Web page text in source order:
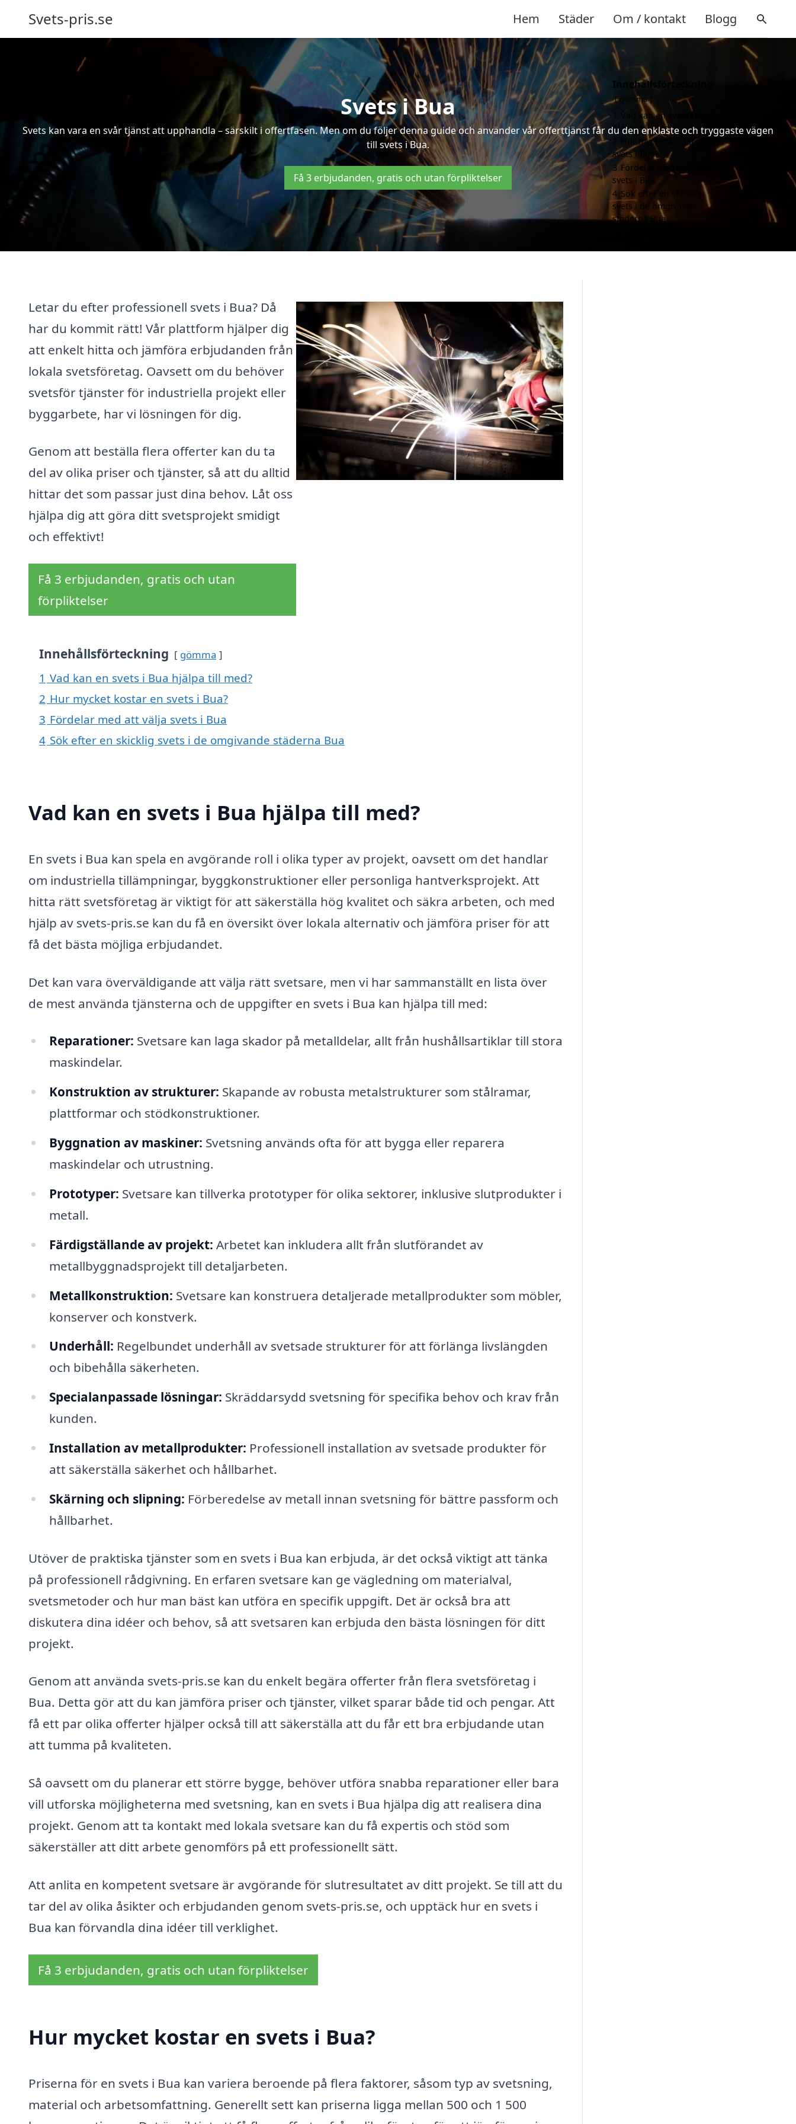
Svets-pris.se Hem Städer Om / kontakt Blogg
Svets i Bua
Svets kan vara en svår tjänst att upphandla – särskilt i offertfasen. Men om du följer denna guide och använder vår offerttjänst får du den enklaste och tryggaste vägen
till svets i Bua.
Få 3 erbjudanden, gratis och utan förpliktelser
Letar du efter professionell svets i Bua? Då
har du kommit rätt! Vår plattform hjälper dig
att enkelt hitta och jämföra erbjudanden från
lokala svetsföretag. Oavsett om du behöver
svetsför tjänster för industriella projekt eller
byggarbete, har vi lösningen för dig.
Genom att beställa flera offerter kan du ta
del av olika priser och tjänster, så att du alltid
hittar det som passar just dina behov. Låt oss
hjälpa dig att göra ditt svetsprojekt smidigt
och effektivt!
Få 3 erbjudanden, gratis och utan
förpliktelser
Innehållsförteckning gömma
1 Vad kan en svets i Bua hjälpa till med?
2 Hur mycket kostar en svets i Bua?
3 Fördelar med att välja svets i Bua
4 Sök efter en skicklig svets i de omgivande städerna Bua
Vad kan en svets i Bua hjälpa till med?
En svets i Bua kan spela en avgörande roll i olika typer av projekt, oavsett om det handlar
om industriella tillämpningar, byggkonstruktioner eller personliga hantverksprojekt. Att
hitta rätt svetsföretag är viktigt för att säkerställa hög kvalitet och säkra arbeten, och med
hjälp av svets-pris.se kan du få en översikt över lokala alternativ och jämföra priser för att
få det bästa möjliga erbjudandet.
Det kan vara överväldigande att välja rätt svetsare, men vi har sammanställt en lista över
de mest använda tjänsterna och de uppgifter en svets i Bua kan hjälpa till med:
Reparationer: Svetsare kan laga skador på metalldelar, allt från hushållsartiklar till stora
maskindelar.
Konstruktion av strukturer: Skapande av robusta metalstrukturer som stålramar,
plattformar och stödkonstruktioner.
Byggnation av maskiner: Svetsning används ofta för att bygga eller reparera
maskindelar och utrustning.
Prototyper: Svetsare kan tillverka prototyper för olika sektorer, inklusive slutprodukter i
metall.
Färdigställande av projekt: Arbetet kan inkludera allt från slutförandet av
metallbyggnadsprojekt till detaljarbeten.
Metallkonstruktion: Svetsare kan konstruera detaljerade metallprodukter som möbler,
konserver och konstverk.
Underhåll: Regelbundet underhåll av svetsade strukturer för att förlänga livslängden
och bibehålla säkerheten.
Specialanpassade lösningar: Skräddarsydd svetsning för specifika behov och krav från
kunden.
Installation av metallprodukter: Professionell installation av svetsade produkter för
att säkerställa säkerhet och hållbarhet.
Skärning och slipning: Förberedelse av metall innan svetsning för bättre passform och
hållbarhet.
Utöver de praktiska tjänster som en svets i Bua kan erbjuda, är det också viktigt att tänka
på professionell rådgivning. En erfaren svetsare kan ge vägledning om materialval,
svetsmetoder och hur man bäst kan utföra en specifik uppgift. Det är också bra att
diskutera dina idéer och behov, så att svetsaren kan erbjuda den bästa lösningen för ditt
projekt.
Genom att använda svets-pris.se kan du enkelt begära offerter från flera svetsföretag i
Bua. Detta gör att du kan jämföra priser och tjänster, vilket sparar både tid och pengar. Att
få ett par olika offerter hjälper också till att säkerställa att du får ett bra erbjudande utan
att tumma på kvaliteten.
Så oavsett om du planerar ett större bygge, behöver utföra snabba reparationer eller bara
vill utforska möjligheterna med svetsning, kan en svets i Bua hjälpa dig att realisera dina
projekt. Genom att ta kontakt med lokala svetsare kan du få expertis och stöd som
säkerställer att ditt arbete genomförs på ett professionellt sätt.
Att anlita en kompetent svetsare är avgörande för slutresultatet av ditt projekt. Se till att du
tar del av olika åsikter och erbjudanden genom svets-pris.se, och upptäck hur en svets i
Bua kan förvandla dina idéer till verklighet.
Få 3 erbjudanden, gratis och utan förpliktelser
Hur mycket kostar en svets i Bua?
Priserna för en svets i Bua kan variera beroende på flera faktorer, såsom typ av svetsning,
material och arbetsomfattning. Generellt sett kan priserna ligga mellan 500 och 1 500
Innehållsförteckning
gömma
Vad kan en svets i Bua
hjälpa till med?
Hur mycket kostar en
svets i Bua?
3 Fördelar med att välja
svets i Bua
4 Sök efter en skicklig
svets i de omgivande
städerna Bua